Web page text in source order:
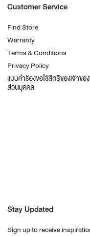
Customer Service
Find Store
Warranty
Terms & Conditions
Privacy Policy
แบบคำร้องขอใช้สิทธิของเจ้าขอ
ส่วนบุคคล
Stay Updated
Sign up to receive